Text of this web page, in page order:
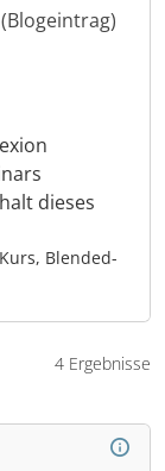
(Blogeintrag)
dieses
Blended-
4 Ergebnisse